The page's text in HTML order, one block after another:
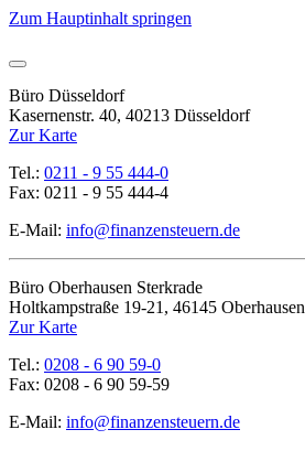
Zum Hauptinhalt springen
Büro Düsseldorf
Kasernenstr. 40, 40213 Düsseldorf
Zur Karte
Tel.: 0211 - 9 55 444-0
Fax: 0211 - 9 55 444-4
E-Mail: info@finanzensteuern.de
Büro Oberhausen Sterkrade
Holtkampstraße 19-21, 46145 Oberhausen
Zur Karte
Tel.: 0208 - 6 90 59-0
Fax: 0208 - 6 90 59-59
E-Mail: info@finanzensteuern.de